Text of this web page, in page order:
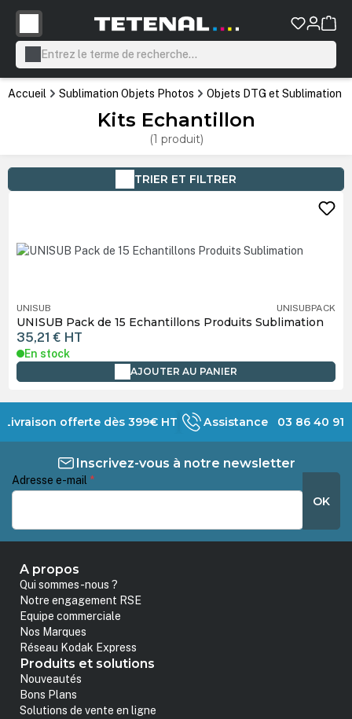
principal
Accueil Sublimation Objets Photos Objets DTG et Sublimation
Kits Echantillon
(1 produit)
TRIER ET FILTRER
UNISUB UNISUBPACK
UNISUB Pack de 15 Echantillons Produits Sublimation
35,21 € HT
En stock
AJOUTER AU PANIER
Livraison offerte dès 399€ HT Assistance 03 86 40 91
Inscrivez-vous à notre newsletter
Adresse e-mail *
OK
A propos
Qui sommes-nous ?
Notre engagement RSE
Equipe commerciale
Nos Marques
Réseau Kodak Express
Produits et solutions
Nouveautés
Bons Plans
Solutions de vente en ligne